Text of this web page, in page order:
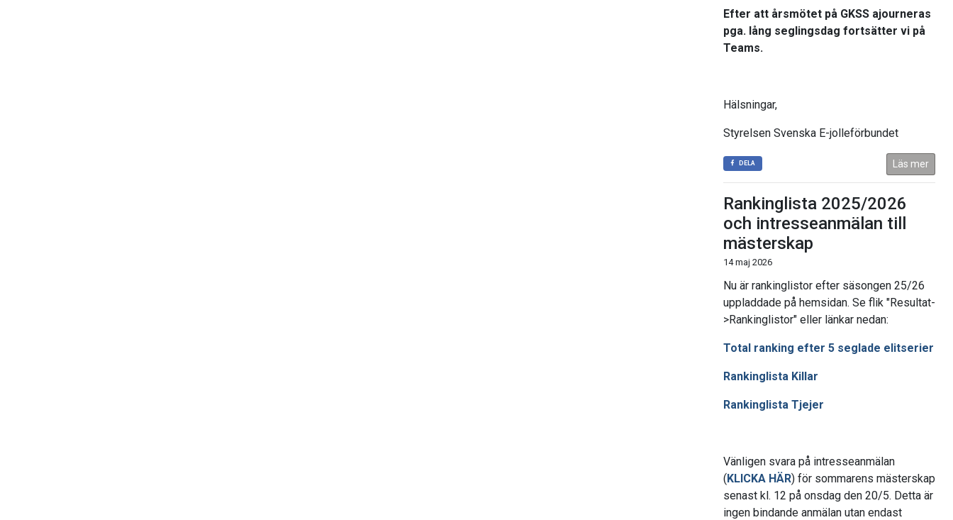
Efter att årsmötet på GKSSajourneras
pga. lång seglingsdag fortsätter vi på
Teams.
Hälsningar,
Styrelsen Svenska E-jolleförbundet
DELA Läs mer
Rankinglista 2025/2026
och intresseanmälan till
mästerskap
14 maj 2026
Nu är rankinglistor efter säsongen 25/26
uppladdade på hemsidan. Se flik "Resultat-
>Rankinglistor" eller länkar nedan:
Total ranking efter 5 seglade elitserier
Rankinglista Killar
Rankinglista Tjejer
Vänligen svara på intresseanmälan
(KLICKA HÄR) för sommarens mästerskap
senast kl. 12 på onsdag den 20/5. Detta är
ingen bindande anmälan utan endast